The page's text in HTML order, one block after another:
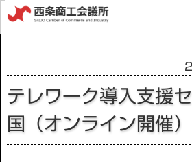
テレワーク導⼊⽀援
国（オンライン開催